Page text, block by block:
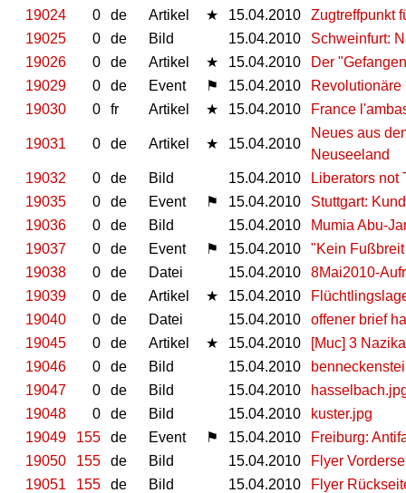
19024
0 de Artikel ★ 15.04.2010
Zugtreffpunkt
19025
0 de Bild 15.04.2010
Schweinfurt:
19026
0 de Artikel ★ 15.04.2010
Der
19029
0 de Event ⚑ 15.04.2010
Revolutionäre
19030
0 fr Artikel ★ 15.04.2010 France
19031 0 de Artikel ★ 15.04.2010
Neues aus
Neuseeland
19032
0 de Bild 15.04.2010
Liberators not
19035
0 de Event ⚑ 15.04.2010
Stuttgart:
19036
0 de Bild 15.04.2010
Mumia Abu-
19037
0 de Event ⚑ 15.04.2010
"Kein
19038
0 de Datei 15.04.2010
8Mai2010-
19039
0 de Artikel ★ 15.04.2010
19040
0 de Datei 15.04.2010
offener brief
19045
0 de Artikel ★ 15.04.2010
[Muc] 3
19046
0 de Bild 15.04.2010
19047
0 de Bild 15.04.2010
19048
0 de Bild 15.04.2010
kuster.jpg
19049
155 de Event ⚑ 15.04.2010
Freiburg:
19050
155 de Bild 15.04.2010
Flyer
19051
155 de Bild 15.04.2010
Flyer